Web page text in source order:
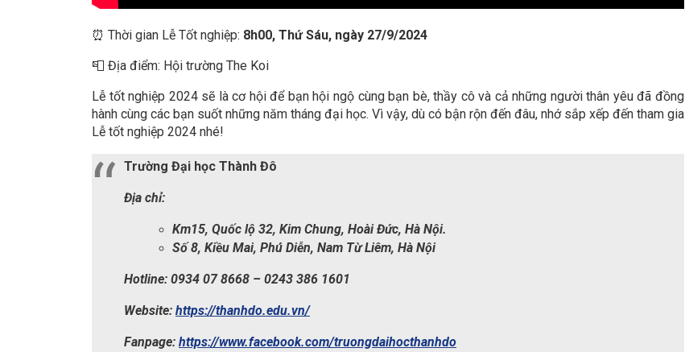
⏰ Thời gian Lễ Tốt nghiệp: 8h00, Thứ Sáu, ngày 27/9/2024
📮 Địa điểm: Hội trường The Koi
Lễ tốt nghiệp 2024 sẽ là cơ hội để bạn hội ngộ cùng bạn bè, thầy cô và cả những người thân yêu đã đồng
hành cùng các bạn suốt những năm tháng đại học. Vì vậy, dù có bận rộn đến đâu, nhớ sắp xếp đến tham gia
Lễ tốt nghiệp 2024 nhé!
Trường Đại học Thành Đô
Địa chỉ:
Km15, Quốc lộ 32, Kim Chung, Hoài Đức, Hà Nội.
Số 8, Kiều Mai, Phú Diễn, Nam Từ Liêm, Hà Nội
Hotline: 0934 07 8668 – 0243 386 1601
Website: https://thanhdo.edu.vn/
Fanpage: https://www.facebook.com/truongdaihocthanhdo